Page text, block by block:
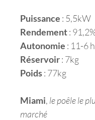
Puissance : 5,5kW
Rendement :
Autonomie : 11-6 h
Réservoir : 7kg
Poids : 77kg
Miami, le poêle le
marché